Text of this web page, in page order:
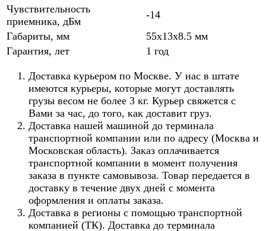
Чувствительность
приемника, дБм
-14
Габариты, мм
55x13x8.5 мм
Гарантия, лет
1 год
Доставка курьером по Москве. У нас в штате
имеются курьеры, которые могут доставлять
грузы весом не более 3 кг. Курьер свяжется с
Вами за час, до того, как доставит груз.
Доставка нашей машиной до терминала
транспортной компании или по адресу (Москва и
Московская область). Заказ оплачивается
транспортной компании в момент получения
заказа в пункте самовывоза. Товар передается в
доставку в течение двух дней с момента
оформления и оплаты заказа.
Доставка в регионы с помощью транспортной
компанией (ТК). Доставка до терминала